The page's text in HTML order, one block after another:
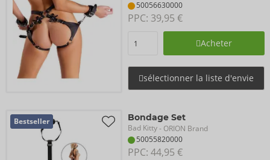
50056630000
PPC: 39,95 €
Acheter
sélectionner la liste d'envie
Bestseller Bondage Set
Bad Kitty- ORION Brand
50055820000
PPC: 44,95 €